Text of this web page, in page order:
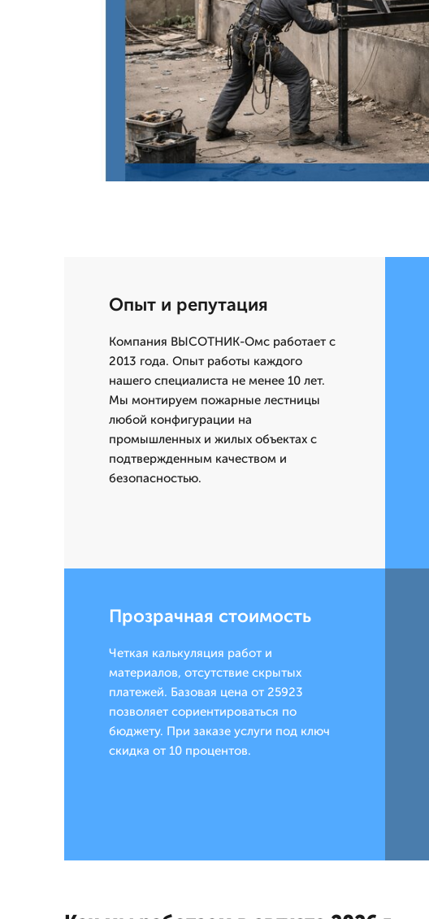
Опыт и репутация
Компания ВЫСОТНИК-Омс работает с
2013 года. Опыт работы каждого
нашего специалиста не менее 10 лет.
Мы монтируем пожарные лестницы
любой конфигурации на
промышленных и жилых объектах с
подтвержденным качеством и
безопасностью.
Прозрачная стоимость
Четкая калькуляция работ и
материалов, отсутствие скрытых
платежей. Базовая цена от 25923
позволяет сориентироваться по
бюджету. При заказе услуги под ключ
скидка от 10 процентов.